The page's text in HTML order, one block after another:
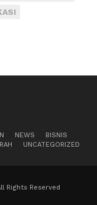
NEWS
BISNIS
UNCATEGORIZED
Rights Reserved